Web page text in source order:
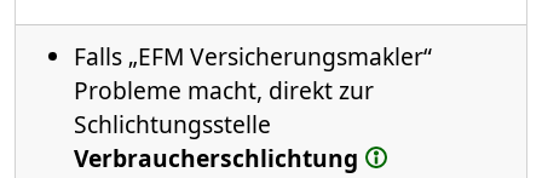
Falls „EFM Versicherungsmakler“
Probleme macht, direkt zur
Schlichtungsstelle
Verbraucherschlichtung